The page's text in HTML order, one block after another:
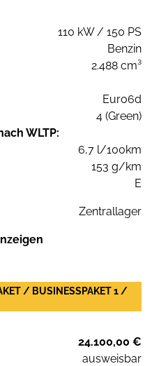
110 kW / 150 PS
Benzin
2.488 cm³
Euro6d
4 (Green)
WLTP:
6,7 l/100km
153 g/km
E
Zentrallager
/ BUSINESSPAKET 1 /
24.100,00 €
ausweisbar